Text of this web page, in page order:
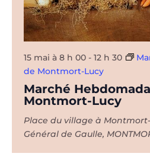
Marché
Montmort-Lucy
15 mai à 8 h 00- 12 h 30
de Montmort-Lucy
Place du village à
Général de Gaulle,